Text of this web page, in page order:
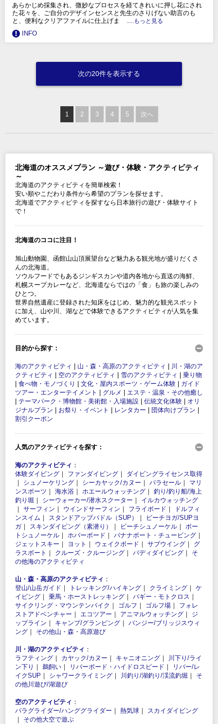
あらかじめ採集され、微妙なプロセスを経てきれいに押し花にされ
た花々を、ご自分のデザインセンスと先生のさりげない助言のも
と、便利なクリアファイルに仕上げま
.....もっと見る
INFO
次の20件を表示する
1 2 3 4 5 次へ
北海道のオススメプラン ～遊び・体験・アクティビティ
～
北海道のアクティビティを簡単検索！
安い順やこだわり条件から希望のプランを探せます。
北海道でアクティビティを探すなら日本旅行の遊び・体験サイト
で！
北海道のココに注目！
旭山動物園、函館山山頂展望台など魅力ある観光地が盛りだくさ
んの北海道。
ソウルフードでもあるジンギスカンや道内各地から直送の海鮮、
札幌スープカレーなど、北海道ならではの「食」も旅の楽しみの
ひとつ。
世界自然遺産に登録された知床をはじめ、魅力的な観光スポット
に加え、山や川、湖などで体験できるアクティビティが人気を集
めています。
目的から探す：
海のアクティビティ 山・森・高原のアクティビティ
川・湖のア
クティビティ
空のアクティビティ 雪のアクティビティ
乗り物
食べ物・モノづくり 文化・屋内スポーツ・ゲーム体験
ガイド
ツアー・エンターテイメント
グルメ
エステ・温泉・その他癒し
テーマパーク・博物館・美術館・入場施設 伝統文化体験
オリ
ジナルプラン
お祭り・イベント レンタカー 団体向けプラン
割引クーポン
人気のアクティビティを探す：
海のアクティビティ ：
体験ダイビング ｜ ファンダイビング ｜ ダイビングライセンス取得
｜ シュノーケリング ｜ シーカヤック/カヌー ｜ パラセール ｜ マリ
ンスポーツ ｜ 海水浴 ｜ ホエールウォッチング ｜ 釣り/釣り船/海上
釣り堀 ｜ シーウォーカー/潜水スクーター ｜ イルカウォッチング
｜ サーフィン ｜ ウインドサーフィン ｜ フライボード ｜
ドルフィ
ンスイム ｜ スタンドアップパドル（SUP） ｜
ビーチヨガ/SUPヨ
ガ｜ スキンダイビング（素潜り） ｜ ビーチシュノーケル ｜ ボー
トシュノーケル ｜ ホバーボード ｜ バナナボート・チュービング ｜
ジェットスキー ｜ ヨット ｜ ウェイクボード ｜ サブウイング ｜ グ
ラスボート ｜ クルーズ・クルージング ｜ バディダイビング ｜ そ
の他海のアクティビティ
山・森・高原のアクティビティ ：
登山/山岳ガイド ｜ トレッキング/ハイキング ｜ クライミング ｜ ケ
イビング ｜ 乗馬・ホーストレッキング ｜ バギー・モトクロス ｜
サイクリング・マウンテンバイク ｜ ゴルフ ｜ ゴルフ場 ｜ フォレ
ストアドベンチャー ｜ エコツアー ｜ アニマルウォッチング ｜ ジ
ップライン ｜ キャンプ/グランピング ｜ バンジー/ブリッジスウィ
ング ｜ その他山・森・高原遊び
川・湖のアクティビティ ：
ラフティング ｜ カヤック/カヌー ｜ キャニオニング ｜
川下り/ライ
ン下り ｜ 鵜飼い ｜ リバーボード・ハイドロスピード ｜
リバー/レ
イクSUP ｜ シャワークライミング ｜ 川釣り/湖釣り/渓流釣堀 ｜ そ
の他川遊び/湖遊び
空のアクティビティ ：
パラグライダー/ハンググライダー ｜ 熱気球 ｜ スカイダイビング
｜ その他大空で遊ぶ